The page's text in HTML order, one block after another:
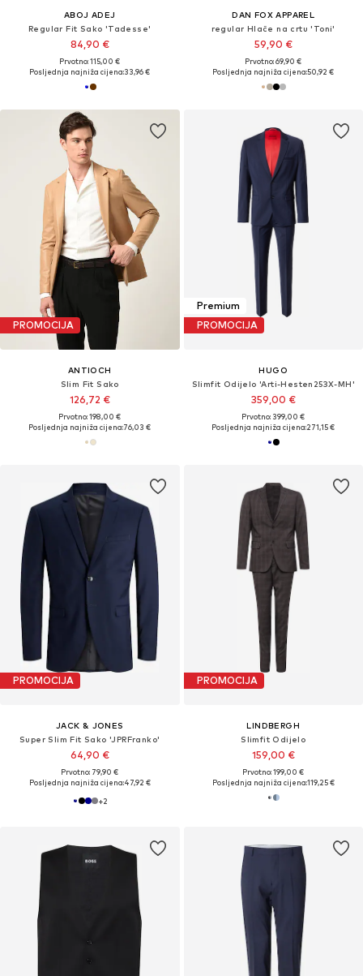
ABOJ ADEJ
Regular Fit Sako 'Tadesse'
84,90 €
Prvotno: 115,00 €
Posljednja najniža cijena:33,96 €
DAN FOX APPAREL
regular Hlače na crtu 'Toni'
59,90 €
Prvotno: 69,90 €
Posljednja najniža cijena:50,92 €
PROMOCIJA
ANTIOCH
Slim Fit Sako
126,72 €
Prvotno: 198,00 €
Posljednja najniža cijena:76,03 €
Premium
PROMOCIJA
HUGO
Slimfit Odijelo 'Arti-Hesten253X-MH'
359,00 €
Prvotno: 399,00 €
Posljednja najniža cijena:271,15 €
PROMOCIJA
JACK & JONES
Super Slim Fit Sako 'JPRFranko'
64,90 €
Prvotno: 79,90 €
Posljednja najniža cijena:47,92 €
+2
PROMOCIJA
LINDBERGH
Slimfit Odijelo
159,00 €
Prvotno: 199,00 €
Posljednja najniža cijena:119,25 €